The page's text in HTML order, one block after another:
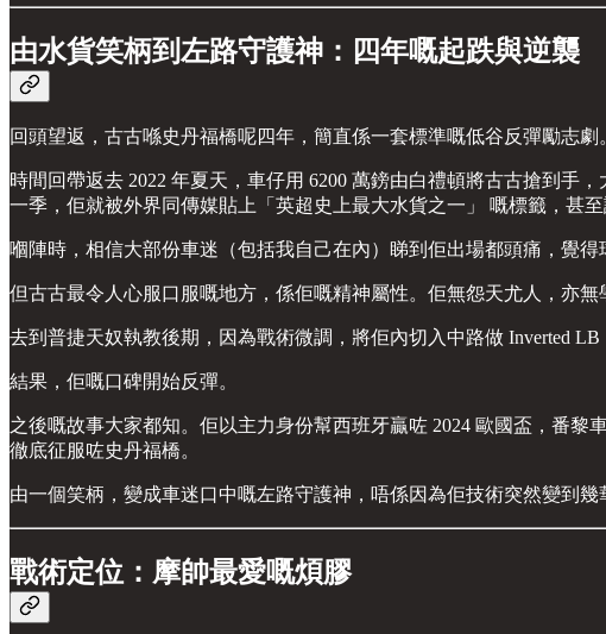
由水貨笑柄到左路守護神：四年嘅起跌與逆襲
回頭望返，古古喺史丹福橋呢四年，簡直係一套標準嘅低谷反彈勵志劇
時間回帶返去 2022 年夏天，車仔用 6200 萬鎊由白禮頓將古古搶到手
一季，佢就被外界同傳媒貼上「英超史上最大水貨之一」 嘅標籤，甚
嗰陣時，相信大部份車迷（包括我自己在內）睇到佢出場都頭痛，覺得
但古古最令人心服口服嘅地方，係佢嘅精神屬性。佢無怨天尤人，亦無
去到普捷天奴執教後期，因為戰術微調，將佢內切入中路做 Inverted
結果，佢嘅口碑開始反彈。
之後嘅故事大家都知。佢以主力身份幫西班牙贏咗 2024 歐國盃，番黎
徹底征服咗史丹福橋。
由一個笑柄，變成車迷口中嘅左路守護神，唔係因為佢技術突然變到
戰術定位：摩帥最愛嘅煩膠